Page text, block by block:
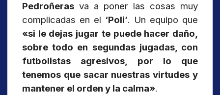
Pedroñeras va a poner las cosas muy
complicadas en el ‘Poli’. Un equipo que
«si le dejas jugar te puede hacer daño,
sobre todo en segundas jugadas, con
futbolistas agresivos, por lo que
tenemos que sacar nuestras virtudes y
mantener el orden y la calma».